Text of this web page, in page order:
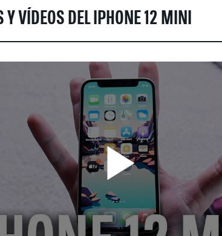
Y VÍDEOS DEL IPHONE 12 MINI